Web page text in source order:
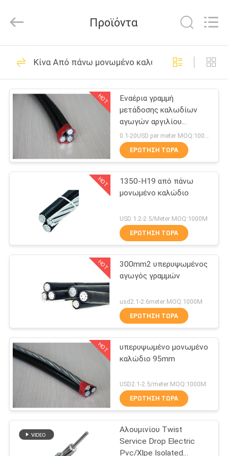
ΣΠΊΤΙ
ΠΡΟΪΌΝΤΑ
ΠΕΡΊΠΟΥ
ΕΜΕΊΣ
ΓΎΡΟΣ
ΕΡΓΟΣΤΑΣΊΩΝ
ΠΟΙΟΤΙΚΌΣ
ΈΛΕΓΧΟΣ
ΕΛΆΤΕ
ΜΕ
ΕΙΔΉΣΕΙΣ
ΖΗΤΉΣΤΕ
ΈΝΑ
ΑΠΌΣΠΑΣΜΑ
Reserved.
Καλώδιο αγωγών
αλουμινίου
96
Χάλυβας αγωγών
αλουμινίου που
ενισχύεται
129
Όλος ο αγωγός
αλουμινίου
Όλος ο αγωγός
κραμάτων
αλουμινίου
75
Προϊόντα
Κίνα Από πάνω μονωμένο καλώδιο
HOT
Εναέρια γραμμή
μετάδοσης καλωδίων
αγωγών αργιλίου
μόνωσης PVC XLPE
0.1-20USD per meter MOQ:1000M
ΕΡΏΤΗΣΗ ΤΏΡΑ
HOT
1350-H19 από πάνω
μονωμένο καλώδιο
USD 1.2-2.5/Meter MOQ:1000M
ΕΡΏΤΗΣΗ ΤΏΡΑ
HOT
300mm2 υπερυψωμένος
αγωγός γραμμών
usd2.1-2.6meter MOQ:1000M
ΕΡΏΤΗΣΗ ΤΏΡΑ
HOT
υπερυψωμένο μονωμένο
καλώδιο 95mm
USD2.1-2.5/meter MOQ:1000M
ΕΡΏΤΗΣΗ ΤΏΡΑ
Αλουμινίου Twist
Service Drop Electric
Pvc/Xlpe Isolated